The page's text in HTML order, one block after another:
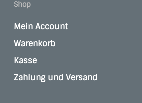
Shop
Mein Account
Warenkorb
Kasse
Zahlung und Versand